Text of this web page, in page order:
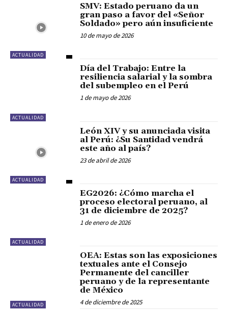
ACTUALIDAD
SMV: Estado peruano da un
gran paso a favor del «Señor
Soldado» pero aún insuficiente
10 de mayo de 2026
ACTUALIDAD
Día del Trabajo: Entre la
resiliencia salarial y la sombra
del subempleo en el Perú
1 de mayo de 2026
ACTUALIDAD
León XIV y su anunciada visita
al Perú: ¿Su Santidad vendrá
este año al país?
23 de abril de 2026
ACTUALIDAD
EG2026: ¿Cómo marcha el
proceso electoral peruano, al
31 de diciembre de 2025?
1 de enero de 2026
ACTUALIDAD
OEA: Estas son las exposiciones
textuales ante el Consejo
Permanente del canciller
peruano y de la representante
de México
4 de diciembre de 2025